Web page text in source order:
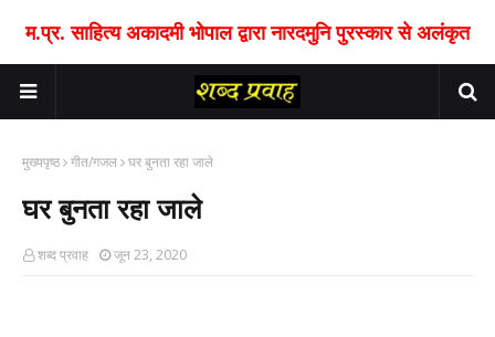
म.प्र. साहित्य अकादमी भोपाल द्वारा नारदमुनि पुरस्कार से अलंकृत
मुख्यपृष्ठ गीत/गजल घर बुनता रहा जाले
घर बुनता रहा जाले
शब्द प्रवाह जून 23, 2020